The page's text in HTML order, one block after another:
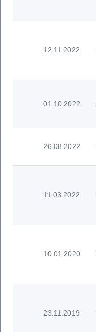
12.11.2022
01.10.2022
26.08.2022
11.03.2022
10.01.2020
23.11.2019